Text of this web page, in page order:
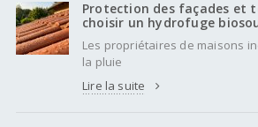
Protection des façades et
choisir un hydrofuge
Les propriétaires de maisons
la pluie
Lire la suite